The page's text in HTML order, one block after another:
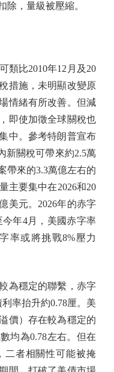
除，量級被壓縮。
比2010年12月及20
措施，未明顯改變原
情緒有所改善。但減
即使加徵全球關稅也
中。參考特朗普宣布
新關稅可帶來約2.5萬
帶來的3.3萬億左右的
主要集中在2026和20
美元。2026年的赤字
年4月，美國赤字率
率或將挑戰8%壓力
穩定的聯繫，赤字
率抬升約0.78厘。美
價）存在較為穩定的
均為0.78左右。但在
二者相關性可能被掩